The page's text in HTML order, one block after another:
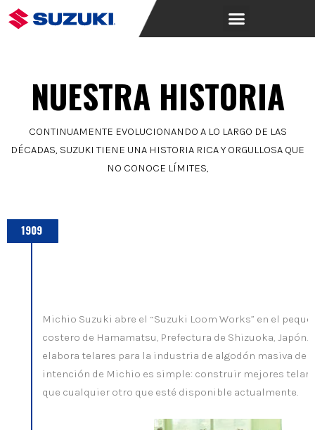
NUESTRA HISTORIA
CONTINUAMENTE EVOLUCIONANDO A LO LARGO DE LAS
DÉCADAS, SUZUKI TIENE UNA HISTORIA RICA Y ORGULLOSA QUE
NO CONOCE LÍMITES,
1909
Michio Suzuki abre el “Suzuki Loom Works” en el
costero de Hamamatsu, Prefectura de Shizuoka, Japón.
elabora telares para la industria de algodón masiva de
intención de Michio es simple: construir mejores
que cualquier otro que esté disponible actualmente.